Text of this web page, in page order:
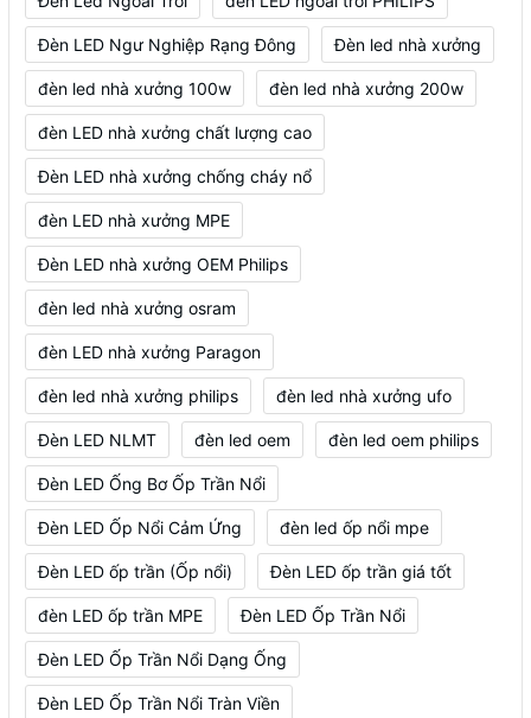
Đèn LED Ngư Nghiệp Rạng Đông Đèn led nhà xưởng
đèn led nhà xưởng 100w đèn led nhà xưởng 200w
đèn LED nhà xưởng chất lượng cao
Đèn LED nhà xưởng chống cháy nổ
đèn LED nhà xưởng MPE
Đèn LED nhà xưởng OEM Philips
đèn led nhà xưởng osram
đèn LED nhà xưởng Paragon
đèn led nhà xưởng philips đèn led nhà xưởng ufo
Đèn LED NLMT đèn led oem đèn led oem philips
Đèn LED Ống Bơ Ốp Trần Nổi
Đèn LED Ốp Nổi Cảm Ứng đèn led ốp nổi mpe
Đèn LED ốp trần (Ốp nổi) Đèn LED ốp trần giá tốt
đèn LED ốp trần MPE Đèn LED Ốp Trần Nổi
Đèn LED Ốp Trần Nổi Dạng Ống
Đèn LED Ốp Trần Nổi Tràn Viền